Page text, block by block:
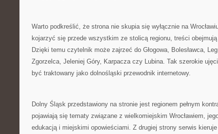
Warto podkreślić, że strona nie skupia się wyłącznie na
kojarzyć się przede wszystkim ze stolicą regionu, treści
Dzięki temu czytelnik może zajrzeć do Głogowa, Bolesławca,
Zgorzelca, Jeleniej Góry, Karpacza czy Lubina. Tak szerokie
być traktowany jako dolnośląski przewodnik internetowy.
Dolny Śląsk przedstawiony na stronie jest regionem pełnym
pojawiają się tematy związane z wielkomiejskim Wrocławiem,
edukacją i miejskimi opowieściami. Z drugiej strony serwis kieruje